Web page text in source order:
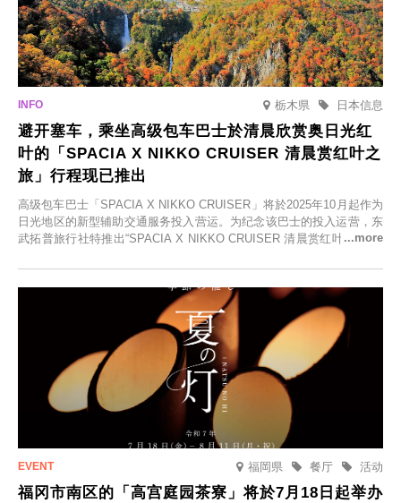
栃木県 日本信息
避开塞车，乘坐高级包车巴士於清晨欣赏奥日光红
叶的「SPACIA X NIKKO CRUISER 清晨赏红叶之
旅」行程现已推出
高级包车巴士「SPACIA X NIKKO CRUISER」将於2025年10月起作为
日光地区的新型辅助交通服务投入营运。为纪念该巴士的投入运营，东
武拓普旅行社特推出“SPACIA X NIKKO CRUISER 清晨赏红叶之旅”，
福岡県 活动
餐厅
福冈市南区的「高宫庭园茶寮」将於7月18日起举办